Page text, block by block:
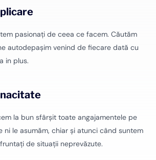
pasionați de ceea ce facem. Căutăm
autodepașim venind de fiecare dată cu
in plus.
la bun sfârșit toate angajamentele pe
ni le asumăm, chiar și atunci când suntem
de situații neprevăzute.